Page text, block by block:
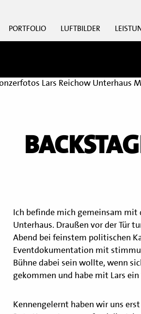
PORTFOLIO LUFTBILDER
Ich befinde mich gemeinsam mit
Unterhaus. Draußen vor der Tür
Abend bei feinstem politischen
Eventdokumentation mit
Bühne dabei sein wollte, wenn
gekommen und habe mit Lars
Kennengelernt haben wir uns